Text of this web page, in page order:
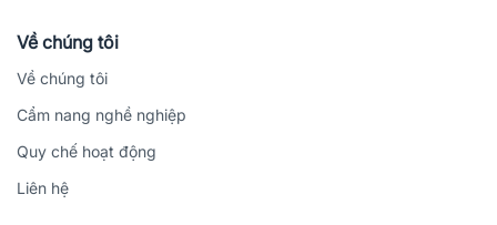
Về chúng tôi
Về chúng tôi
Cẩm nang nghề nghiệp
Quy chế hoạt động
Liên hệ